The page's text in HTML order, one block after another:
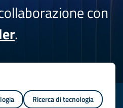
con
.
Ricerca di tecnologia